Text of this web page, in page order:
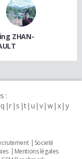
ZHAN-
:
q r s t u v w x y
Societé
Mentions légales